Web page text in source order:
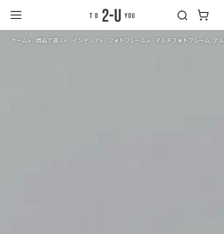
ホーム 商品で選ぶ インテリア フォトフレーム マルチフォトフレーム, ア